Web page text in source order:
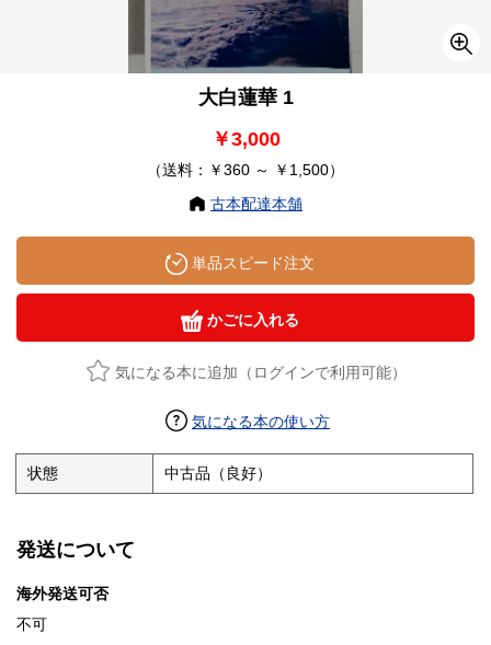
大白蓮華 1
￥3,000
（送料：￥360 ～ ￥1,500）
古本配達本舗
単品スピード注文
かごに入れる
気になる本に追加（ログインで利用可能）
気になる本の使い方
状態 中古品（良好）
発送について
海外発送可否
不可